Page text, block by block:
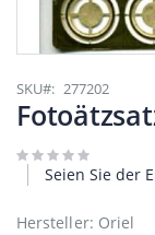
Anfang
der
Bildgalerie
SKU 277202
Seien Sie der
Hersteller: Oriel